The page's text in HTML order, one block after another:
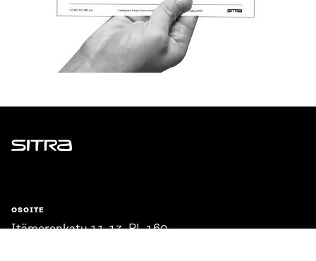
Sitra
OSOITE
Itämerenkatu 11-13, PL 160,